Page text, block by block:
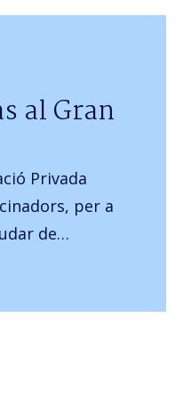
al Gran
Privada
per a
de…